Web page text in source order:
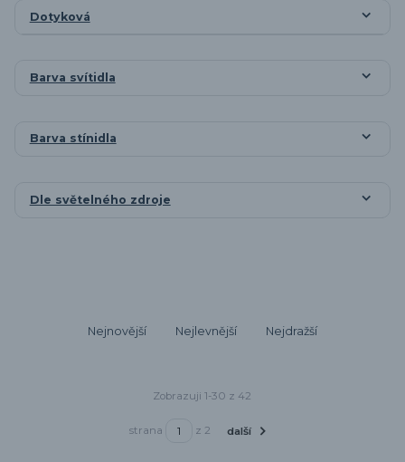
Dotyková
Barva svítidla
Barva stínidla
Dle světelného zdroje
Nejnovější Nejlevnější Nejdražší
Zobrazuji 1-30 z 42
strana z 2 další